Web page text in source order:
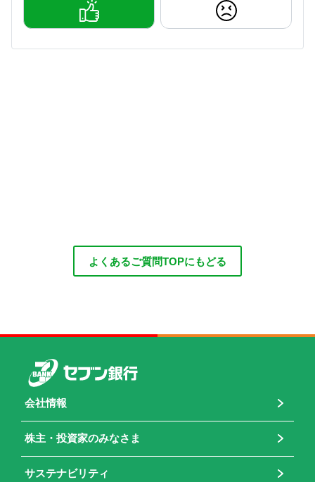
よくあるご質問TOPにもどる
会社情報
株主・投資家のみなさま
サステナビリティ